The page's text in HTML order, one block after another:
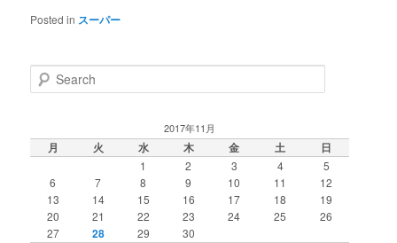
Posted in スーパー
Search
2017年11月
月 火 水 木 金 土 日
1 2 3 4
5
6
7 8 9 10 11
12
13
14 15 16 17 18
19
20
21 22 23 24 25
26
27
28 29 30